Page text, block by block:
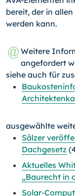
bereit, der in
werden kann.
Weitere
angefordert
siehe auch für
ausgewählte
Sälzer
Dachgesetz
Aktuelles
„Baurecht in
Solar-